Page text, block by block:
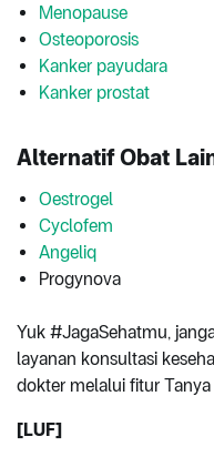
Menopause
Osteoporosis
Kanker payudara
Kanker prostat
Alternatif Obat
Oestrogel
Cyclofem
Angeliq
Progynova
Yuk #JagaSehatmu,
layanan konsultasi
dokter melalui fitur
[LUF]